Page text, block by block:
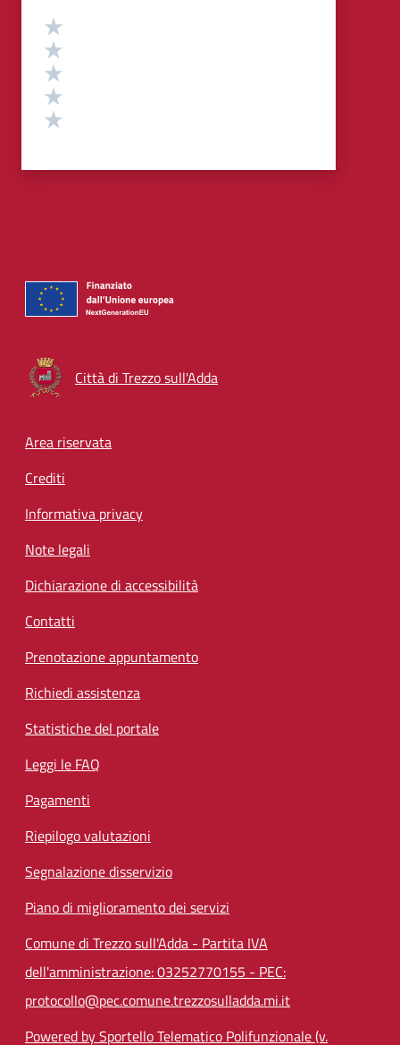
Valutazione
Città di Trezzo sull'Adda
Footer menu
Area riservata
Crediti
Informativa privacy
Note legali
Dichiarazione di accessibilità
Contatti
Prenotazione appuntamento
Richiedi assistenza
Statistiche del portale
Leggi le FAQ
Pagamenti
Riepilogo valutazioni
Segnalazione disservizio
Piano di miglioramento dei servizi
Comune di Trezzo sull'Adda - Partita IVA
dell'amministrazione: 03252770155 - PEC:
protocollo@pec.comune.trezzosulladda.mi.it
Powered by Sportello Telematico Polifunzionale (v.